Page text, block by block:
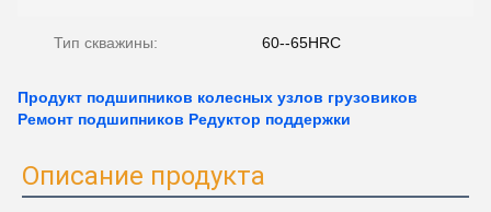
Тип скважины: 60--65HRC
Продукт подшипников колесных узлов грузовиков
Ремонт подшипников Редуктор поддержки
Описание продукта